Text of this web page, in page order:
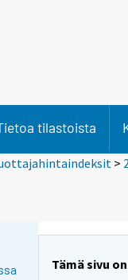
tilastoista
>
Tämä sivu